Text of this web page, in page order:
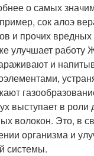
о самых
сок алоэ
и прочих вредных
улучшает
и
выступает в роли
волокон. Это, в
организма и
системы.